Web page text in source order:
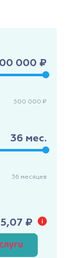
000 ₽
500 000 ₽
36 мес.
36 месяцев
₽